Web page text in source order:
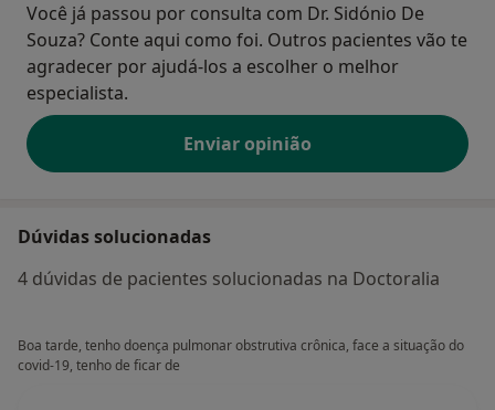
Você já passou por consulta com Dr. Sidónio De
Souza? Conte aqui como foi. Outros pacientes vão te
agradecer por ajudá-los a escolher o melhor
especialista.
Enviar opinião
Dúvidas solucionadas
4 dúvidas de pacientes solucionadas na Doctoralia
Boa tarde, tenho doença pulmonar obstrutiva crônica, face a situação do
covid-19, tenho de ficar de